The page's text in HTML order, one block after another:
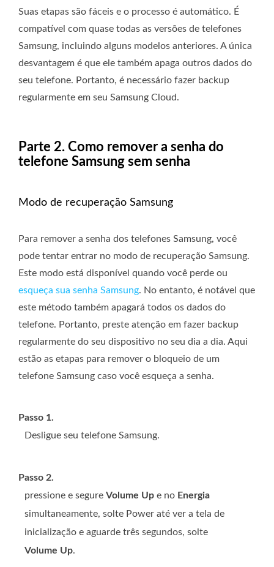
Suas etapas são fáceis e o processo é automático. É
compatível com quase todas as versões de telefones
Samsung, incluindo alguns modelos anteriores. A única
desvantagem é que ele também apaga outros dados do
seu telefone. Portanto, é necessário fazer backup
regularmente em seu Samsung Cloud.
Parte 2. Como remover a senha do
telefone Samsung sem senha
Modo de recuperação Samsung
Para remover a senha dos telefones Samsung, você
pode tentar entrar no modo de recuperação Samsung.
Este modo está disponível quando você perde ou
esqueça sua senha Samsung. No entanto, é notável que
este método também apagará todos os dados do
telefone. Portanto, preste atenção em fazer backup
regularmente do seu dispositivo no seu dia a dia. Aqui
estão as etapas para remover o bloqueio de um
telefone Samsung caso você esqueça a senha.
Passo 1.
Desligue seu telefone Samsung.
Passo 2.
pressione e segure Volume Up e no Energia
simultaneamente, solte Power até ver a tela de
inicialização e aguarde três segundos, solte
Volume Up.